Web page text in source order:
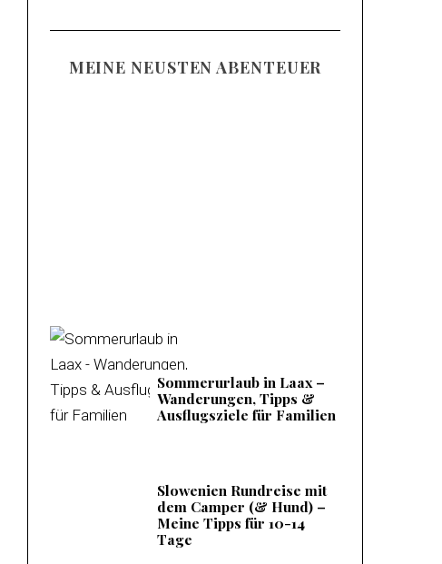
MEINE NEUSTEN ABENTEUER
Sommerurlaub in Laax –
Wanderungen, Tipps &
Ausflugsziele für Familien
Slowenien Rundreise mit
dem Camper (& Hund) –
Meine Tipps für 10-14
Tage